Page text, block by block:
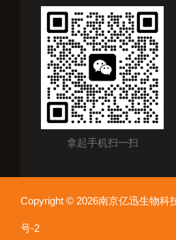
拿起手机扫一扫
Copyright © 2026南京亿迅生物
号-2